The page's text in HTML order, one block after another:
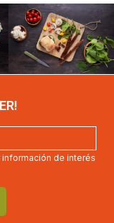
información de interés